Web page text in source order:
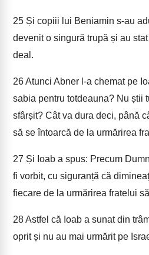
25 Și copiii lui Beniamin s-au
devenit o singură trupă și au
deal.
26Atunci Abner l-a chemat pe
sabia pentru totdeauna? Nu știi
sfârșit? Cât va dura deci, până
să se întoarcă de la urmărirea
27 Și Ioab a spus: Precum
fi vorbit, cu siguranță că
fiecare de la urmărirea fratelui
28Astfel că Ioab a sunat din
oprit și nu au mai urmărit pe